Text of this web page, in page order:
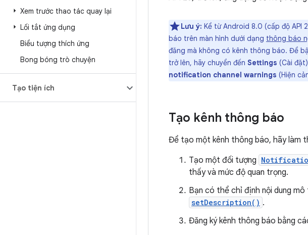
Xem trước thao tác quay lại
Lối tắt ứng dụng
Biểu tượng thích ứng
Bong bóng trò chuyện
Tạo tiện ích
Lưu ý: Kể từ Android 8.0 (cấp độ
báo trên màn hình dưới dạng thông báo
đăng mà không có kênh thông báo. Để
trở lên, hãy chuyển đến Settings (Cài
notification channel warnings (Hiện
Tạo kênh thông báo
Để tạo một kênh thông báo, hãy làm
Tạo một đối tượng
thấy và mức độ quan trọng.
Bạn có thể chỉ định nội dung
setDescription() .
Đăng ký kênh thông báo bằng